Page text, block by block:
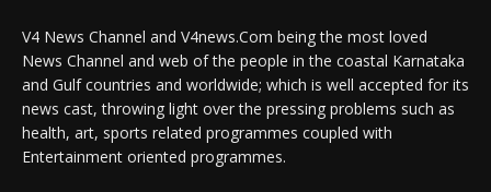
V4 News Channel and V4news.Com being the most loved
News Channel and web of the people in the coastal Karnataka
and Gulf countries and worldwide; which is well accepted for its
news cast, throwing light over the pressing problems such as
health, art, sports related programmes coupled with
Entertainment oriented programmes.